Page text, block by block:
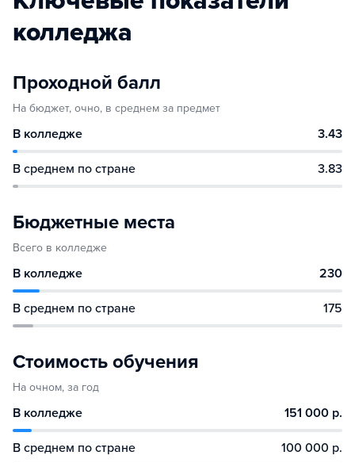
колледжа
Проходной балл
На бюджет, очно, в среднем за предмет
В колледже 3.43
В среднем по стране 3.83
Бюджетные места
Всего в колледже
В колледже 230
В среднем по стране 175
Стоимость обучения
На очном, за год
В колледже 151 000 р.
В среднем по стране 100 000 р.